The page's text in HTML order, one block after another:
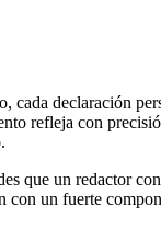
declaración
refleja con
que un redactor
un fuerte